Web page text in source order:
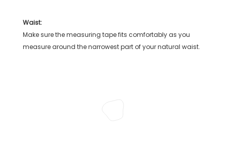
Waist:
Make sure the measuring tape fits comfortably as you
measure around the narrowest part of your natural waist.